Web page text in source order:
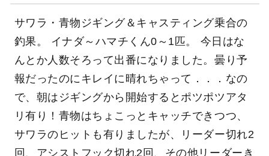
サワラ・青物ジギング＆キャスティング乗合の
釣果。 イナダ～ハマチくん0～1匹。 今日はな
んとか人数そろって出番になりました。曇り予
報だったのにキレイに晴れちゃって．．．なの
で、朝はジギングから開始するとポツポツアタ
リ有り！青物はちょこっとキャッチできつつ、
サワラのヒットも有りましたが、リーダー切れ2
回、アシストフック切れ2回、その他リーダーき